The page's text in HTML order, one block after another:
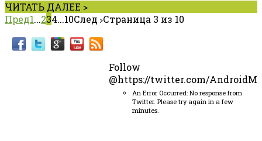
ЧИТАТЬ ДАЛЕЕ >
Пред1...234...10След Страница 3 из 10
Follow
@https://twitter.com/
An Error Occurred: No response from
Twitter. Please try again in a few
minutes.